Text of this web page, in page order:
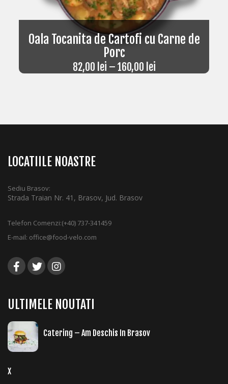
Oala Tocanita de Cartofi cu Carne de
Porc
82,00 lei – 160,00 lei
LOCATIILE NOASTRE
Sediu Brasov:
Strada Traian Nr. 41, Brasov, Jud. Brasov
Telefon Comenzi:(+40) 737-341459
E-mail: office@food-velo.com
ULTIMELE NOUTATI
Catering – Am Deschis In Brasov
X